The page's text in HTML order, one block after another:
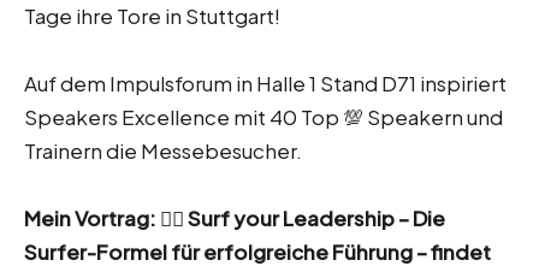
Tage ihre Tore in Stuttgart!
Auf dem Impulsforum in Halle 1 Stand D71 inspiriert
Speakers Excellence mit 40 Top 💯 Speakern und
Trainern die Messebesucher.
Mein Vortrag: 🏄‍♀️ Surf your Leadership – Die
Surfer-Formel für erfolgreiche Führung – findet